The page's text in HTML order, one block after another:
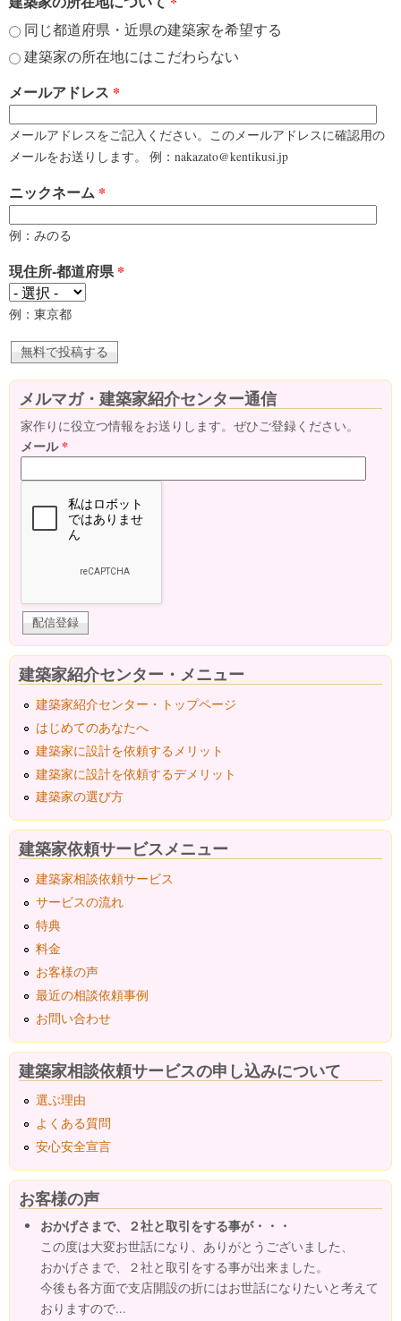
同じ都道府県・近県の建築家を希望する
建築家の所在地にはこだわらない
メールアドレス *
メールアドレスをご記入ください。このメールアドレスに確認用の
メールをお送りします。 例：nakazato@kentikusi.jp
ニックネーム *
例：みのる
現住所-都道府県*
例：東京都
メルマガ・建築家紹介センター通信
家作りに役立つ情報をお送りします。ぜひご登録ください。
メール*
建築家紹介センター・メニュー
建築家紹介センター・トップページ
はじめてのあなたへ
建築家に設計を依頼するメリット
建築家に設計を依頼するデメリット
建築家の選び方
建築家依頼サービスメニュー
建築家相談依頼サービス
サービスの流れ
特典
料金
お客様の声
最近の相談依頼事例
お問い合わせ
建築家相談依頼サービスの申し込みについて
選ぶ理由
よくある質問
安心安全宣言
お客様の声
おかげさまで、２社と取引をする事が・・・
この度は大変お世話になり、ありがとうございました、
おかげさまで、２社と取引をする事が出来ました。
今後も各方面で支店開設の折にはお世話になりたいと考えて
おりますので...